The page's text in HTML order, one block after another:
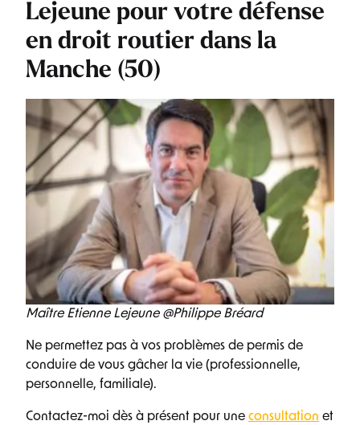
Lejeune pour votre défense
en droit routier dans la
Manche (50)
Maître Etienne Lejeune @Philippe Bréard
Ne permettez pas à vos problèmes de permis de
conduire de vous gâcher la vie (professionnelle,
personnelle, familiale).
Contactez-moi dès à présent pour une consultation et